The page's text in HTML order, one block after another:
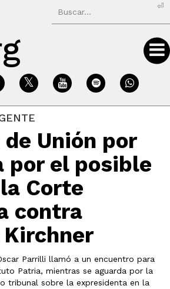
⏎
de Unión por
por el posible
Corte
contra
Parrilli llamó a un encuentro para
Patria, mientras se aguarda por la
tribunal sobre la expresidenta en la